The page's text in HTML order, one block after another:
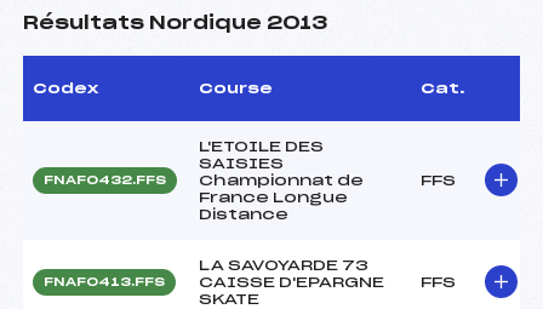
Résultats Nordique 2013
Codex Course Cat.
FNAF0432.FFS
L'ETOILE DES
SAISIES
Championnat de
France Longue
Distance
FFS
FNAF0413.FFS
LA SAVOYARDE 73
CAISSE D'EPARGNE
SKATE
FFS